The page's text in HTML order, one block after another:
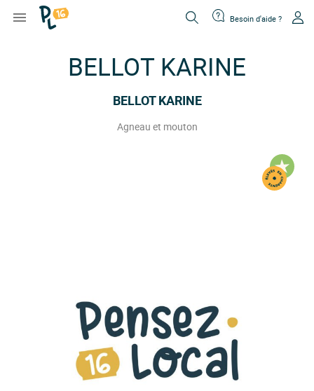
 Besoin d'aide ?
BELLOT KARINE
BELLOT KARINE
Agneau et mouton